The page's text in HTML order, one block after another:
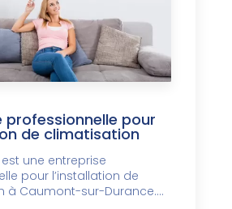
professionnelle pour
de climatisation
est une entreprise
pour l’installation de
à Caumont-sur-Durance....